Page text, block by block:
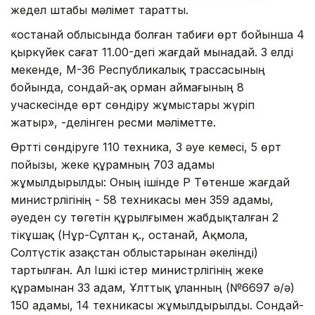
жедел штабы мәлімет таратты.
«Қостанай облысында болған табиғи өрт бойынша 4
қыркүйек сағат 11.00-дегі жағдай мынадай. 3 елді
мекенде, М-36 Республикалық трассасының
бойында, сондай-ақ орман аймағының 8
учаскесінде өрт сөндіру жұмыстары жүріп
жатыр», -делінген ресми мәліметте.
Өртті сөндіруге 110 техника, 3 әуе кемесі, 5 өрт
пойызы, жеке құрамның 703 адамы
жұмылдырылды: Оның ішінде ҚР Төтенше жағдай
министрлігінің - 58 техникасы мен 359 адамы,
әуеден су төгетін құрылғымен жабдықталған 2
тікұшақ (Нұр-Сұлтан қ., Қостанай, Ақмола,
Солтүстік Қазақстан облыстарынан әкелінді)
тартылған. Ал Ішкі істер министрлігінің жеке
құрамынан 33 адам, Ұлттық ұланның (№6697 ә/ә)
150 адамы, 14 техникасы жұмылдырылды. Сондай-